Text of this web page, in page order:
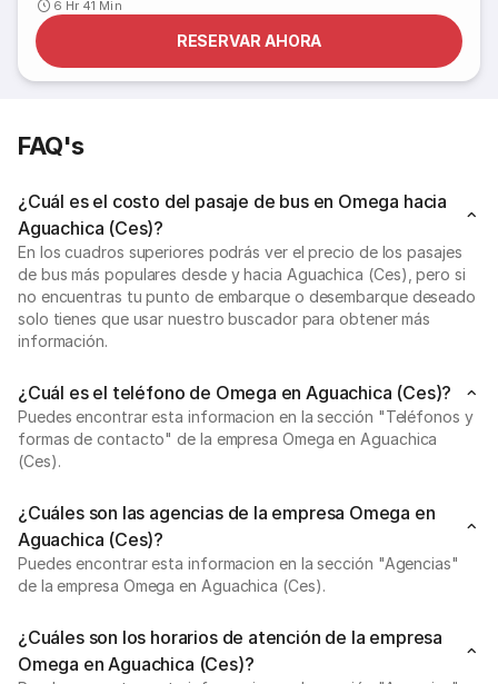
6 Hr 41 Min
RESERVAR AHORA
FAQ's
¿Cuál es el costo del pasaje de bus en Omega hacia
Aguachica (Ces)?
En los cuadros superiores podrás ver el precio de los pasajes
de bus más populares desde y hacia Aguachica (Ces), pero si
no encuentras tu punto de embarque o desembarque deseado
solo tienes que usar nuestro buscador para obtener más
información.
¿Cuál es el teléfono de Omega en Aguachica (Ces)?
Puedes encontrar esta informacion en la sección "Teléfonos y
formas de contacto" de la empresa Omega en Aguachica
(Ces).
¿Cuáles son las agencias de la empresa Omega en
Aguachica (Ces)?
Puedes encontrar esta informacion en la sección "Agencias"
de la empresa Omega en Aguachica (Ces).
¿Cuáles son los horarios de atención de la empresa
Omega en Aguachica (Ces)?